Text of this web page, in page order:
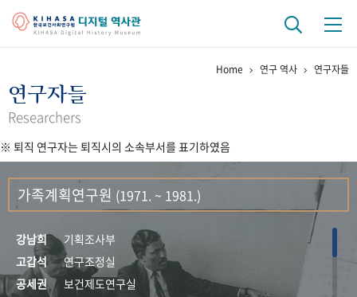
걸어온 길 기관 변천사
연구 역사
정책과 연구 키워드로 보는 연구 역사
연구자들
간행물 변천사
기록물 아카이브
사진 아카이브 문서 기록물 행정박물 영상 기록물
Home 연구 역사 연구자들
연구자들
Researchers
※ 퇴직 연구자는 퇴직시의 소속부서를 표기하였음
가족계획연구원 (1971. ~ 1981.)
강남희
기획조사부
고갑석
연구조정실
공세권
보건제도연구실